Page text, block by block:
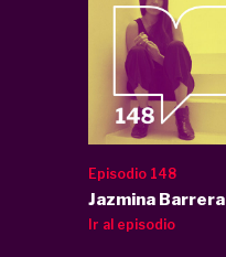
Episodio 148
Jazmina Barrera
Ir al episodio